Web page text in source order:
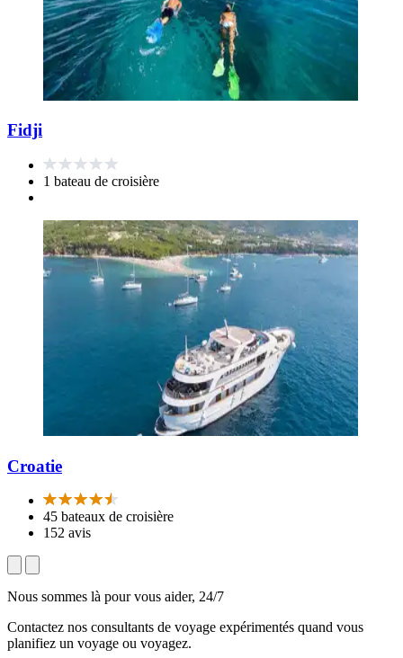
Fidji
1 bateau de croisière
Croatie
45 bateaux de croisière
152 avis
Nous sommes là pour vous aider, 24/7
Contactez nos consultants de voyage expérimentés quand vous
planifiez un voyage ou voyagez.